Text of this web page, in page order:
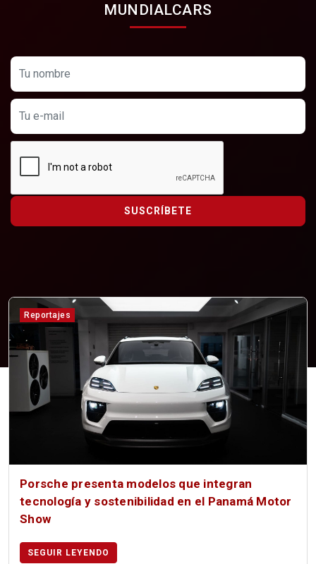
MUNDIALCARS
SUSCRÍBETE
Reportajes
Porsche presenta modelos que integran
tecnología y sostenibilidad en el Panamá Motor
Show
SEGUIR LEYENDO